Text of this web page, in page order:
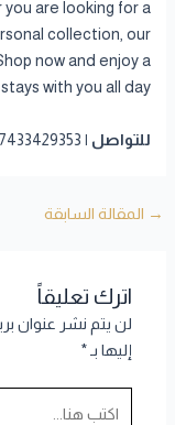
are looking for a
collection, our
now and enjoy a
with you all day.
للتواصل | Contact:
→ المقالة السابقة
اترك تعليقاً
لن يتم نشر عنوان
إليها بـ*